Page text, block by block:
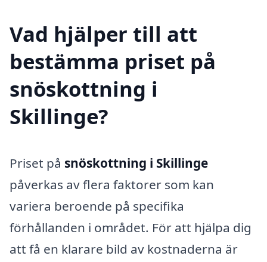
Vad hjälper till att
bestämma priset på
snöskottning i
Skillinge?
Priset på snöskottning i Skillinge
påverkas av flera faktorer som kan
variera beroende på specifika
förhållanden i området. För att hjälpa dig
att få en klarare bild av kostnaderna är